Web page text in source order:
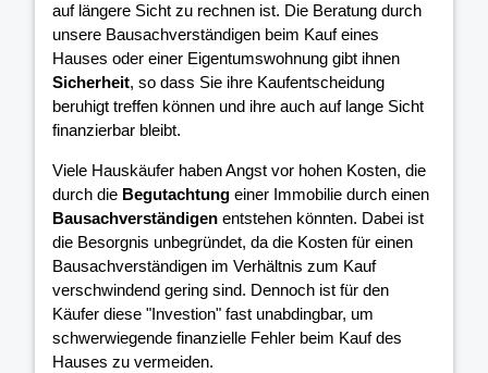
auf längere Sicht zu rechnen ist. Die Beratung durch
unsere Bausachverständigen beim Kauf eines
Hauses oder einer Eigentumswohnung gibt ihnen
Sicherheit, so dass Sie ihre Kaufentscheidung
beruhigt treffen können und ihre auch auf lange Sicht
finanzierbar bleibt.
Viele Hauskäufer haben Angst vor hohen Kosten, die
durch die Begutachtung einer Immobilie durch einen
Bausachverständigen entstehen könnten. Dabei ist
die Besorgnis unbegründet, da die Kosten für einen
Bausachverständigen im Verhältnis zum Kauf
verschwindend gering sind. Dennoch ist für den
Käufer diese "Investion" fast unabdingbar, um
schwerwiegende finanzielle Fehler beim Kauf des
Hauses zu vermeiden.